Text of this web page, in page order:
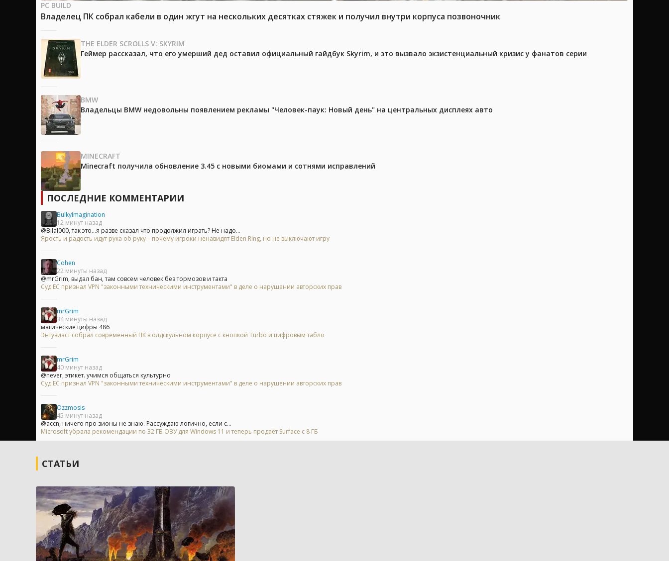
PC BUILD
Владелец ПК собрал кабели в один жгут на нескольких десятках стяжек и получил внутри корпуса позвоночник
THE ELDER SCROLLS V: SKYRIM
Геймер рассказал, что его умерший дед оставил официальный гайдбук Skyrim, и это вызвало экзистенциальный кризис у фанатов серии
BMW
Владельцы BMW недовольны появлением рекламы "Человек-паук: Новый день" на центральных дисплеях авто
MINECRAFT
Minecraft получила обновление 3.45 с новыми биомами и сотнями исправлений
ПОСЛЕДНИЕ КОММЕНТАРИИ
BulkyImagination
12 минут назад
@Bilal000, так это...я разве сказал что продолжил играть? Не надо...
Ярость и радость идут рука об руку – почему игроки ненавидят Elden Ring, но не выключают игру
Cohen
22 минуты назад
@mrGrim, выдал бан, там совсем человек без тормозов и такта
Суд ЕС признал VPN "законными техническими инструментами" в деле о нарушении авторских прав
mrGrim
34 минуты назад
магические цифры 486
Энтузиаст собрал современный ПК в олдскульном корпусе с кнопкой Turbo и цифровым табло
mrGrim
40 минут назад
@never, этикет. учимся общаться культурно
Суд ЕС признал VPN "законными техническими инструментами" в деле о нарушении авторских прав
Ozzmosis
45 минут назад
@accn, ничего про зионы не знаю. Рассуждаю логично, если с...
Microsoft убрала рекомендации по 32 ГБ ОЗУ для Windows 11 и теперь продаёт Surface с 8 ГБ
СТАТЬИ